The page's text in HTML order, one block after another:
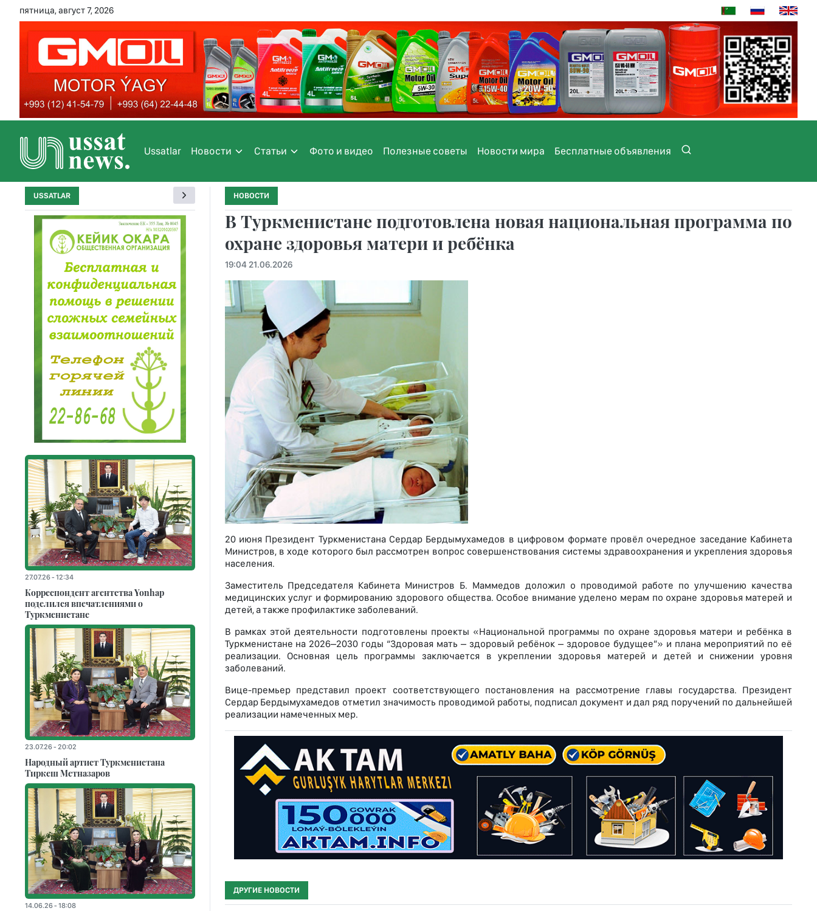
пятница, август 7, 2026
Ussatlar Новости Статьи Фото и видео Полезные советы Новости мира Бесплатные объявления
НОВОСТИ
В Туркменистане подготовлена новая национальная программа по
охране здоровья матери и ребёнка
19:04 21.06.2026
20 июня Президент Туркменистана Сердар Бердымухамедов в цифровом формате провёл очередное заседание Кабинета
Министров, в ходе которого был рассмотрен вопрос совершенствования системы здравоохранения и укрепления здоровья
населения.
Заместитель Председателя Кабинета Министров Б. Маммедов доложил о проводимой работе по улучшению качества
медицинских услуг и формированию здорового общества. Особое внимание уделено мерам по охране здоровья матерей и
детей, а также профилактике заболеваний.
В рамках этой деятельности подготовлены проекты «Национальной программы по охране здоровья матери и ребёнка в
Туркменистане на 2026–2030 годы “Здоровая мать – здоровый ребёнок – здоровое будущее”» и плана мероприятий по её
реализации. Основная цель программы заключается в укреплении здоровья матерей и детей и снижении уровня
заболеваний.
Вице-премьер представил проект соответствующего постановления на рассмотрение главы государства. Президент
Сердар Бердымухамедов отметил значимость проводимой работы, подписал документ и дал ряд поручений по дальнейшей
реализации намеченных мер.
ДРУГИЕ НОВОСТИ
USSATLAR
27.07.26 - 12:34
Корреспондент агентства Yonhap
поделился впечатлениями о
Туркменистане
23.07.26 - 20:02
Народный артист Туркменистана
Тиркеш Мeтназаров
14.06.26 - 18:08